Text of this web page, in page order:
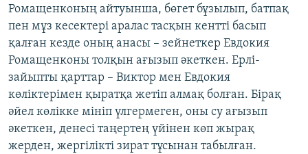
Ромащенконың айтуынша, бөгет бұзылып, батпақ
пен мұз кесектері аралас тасқын кентті басып
қалған кезде оның анасы – зейнеткер Евдокия
Ромащенконы толқын ағызып әкеткен. Ерлі-
зайыпты қарттар – Виктор мен Евдокия
көліктерімен қыратқа жетіп алмақ болған. Бірақ
әйел көлікке мініп үлгермеген, оны су ағызып
әкеткен, денесі таңертең үйінен көп жырақ
жерден, жергілікті зират тұсынан табылған.